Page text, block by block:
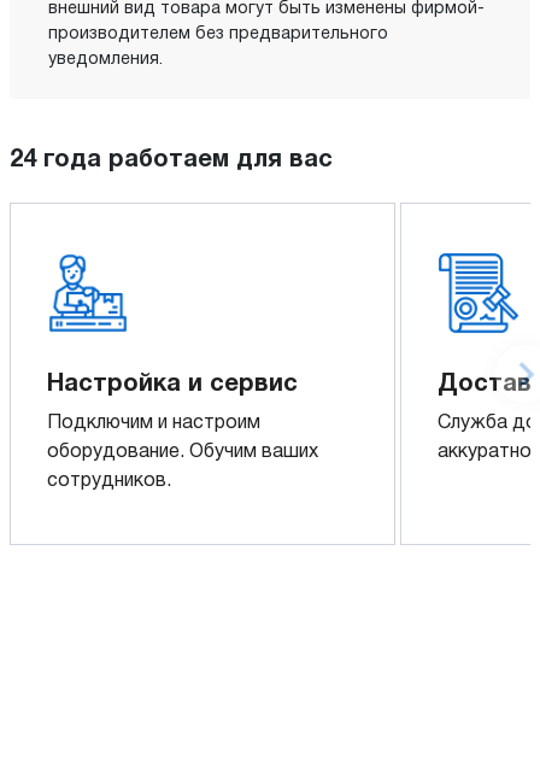
внешний вид товара могут быть изменены фирмой-
производителем без предварительного
уведомления.
24 года работаем для вас
Настройка и сервис
Подключим и настроим
оборудование. Обучим ваших
сотрудников.
Служба
аккуратно